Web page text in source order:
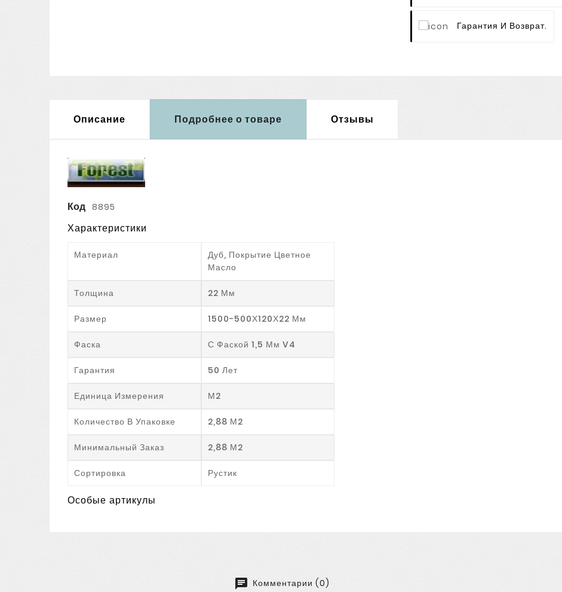
Гарантия И Возврат.
Описание Подробнее о товаре Отзывы
Код 8895
Характеристики
Материал
Дуб, Покрытие Цветное
Масло
Толщина 22 Мм
Размер 1500-500Х120Х22 Мм
Фаска С Фаской 1,5 Мм V4
Гарантия 50 Лет
Единица Измерения М2
Количество В Упаковке 2,88 М2
Минимальный Заказ 2,88 М2
Сортировка Рустик
Особые артикулы
Комментарии (0)